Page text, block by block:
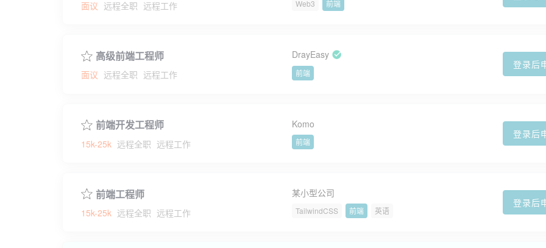
面议 远程全职 远程工作 Web3 前端
高级前端工程师
面议 远程全职 远程工作
DrayEasy
前端
登录后
前端开发工程师
15k-25k 远程全职 远程工作
Komo
前端
登录后
前端工程师
15k-25k 远程全职 远程工作
某小型公司
TailwindCSS 前端 英语
登录后